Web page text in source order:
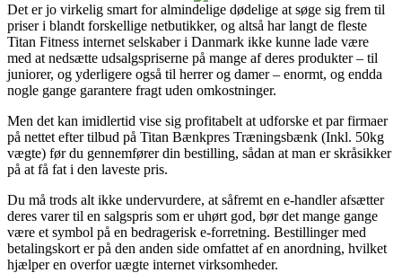
Det er jo virkelig smart for almindelige dødelige at søge sig frem til
priser i blandt forskellige netbutikker, og altså har langt de fleste
Titan Fitness internet selskaber i Danmark ikke kunne lade være
med at nedsætte udsalgspriserne på mange af deres produkter – til
juniorer, og yderligere også til herrer og damer – enormt, og endda
nogle gange garantere fragt uden omkostninger.
Men det kan imidlertid vise sig profitabelt at udforske et par firmaer
på nettet efter tilbud på Titan Bænkpres Træningsbænk (Inkl. 50kg
vægte) før du gennemfører din bestilling, sådan at man er skråsikker
på at få fat i den laveste pris.
Du må trods alt ikke undervurdere, at såfremt en e-handler afsætter
deres varer til en salgspris som er uhørt god, bør det mange gange
være et symbol på en bedragerisk e-forretning. Bestillinger med
betalingskort er på den anden side omfattet af en anordning, hvilket
hjælper en overfor uægte internet virksomheder.